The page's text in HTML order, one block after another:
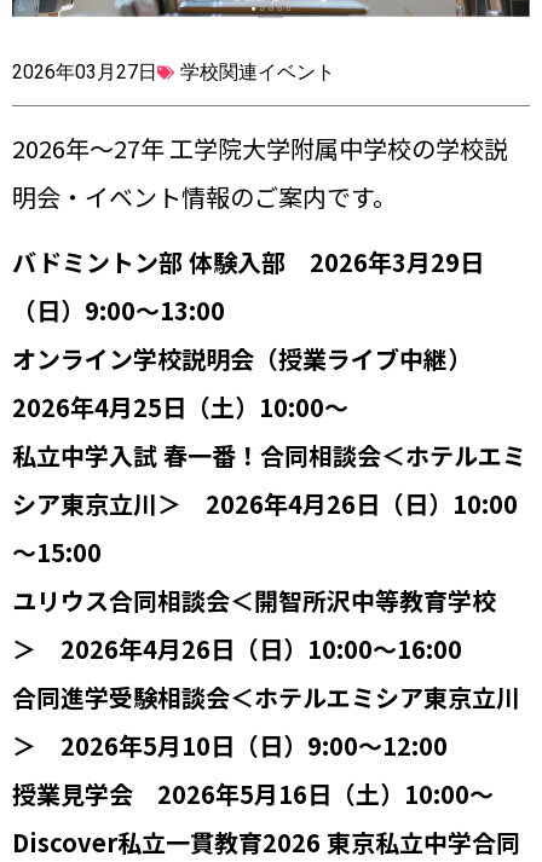
2026年03月27日 学校関連イベント
2026年〜27年 工学院大学附属中学校の学校説
明会・イベント情報のご案内です。
バドミントン部 体験入部 2026年3月29日
（日）9:00～13:00
オンライン学校説明会（授業ライブ中継）
2026年4月25日（土）10:00～
私立中学入試 春一番！合同相談会＜ホテルエミ
シア東京立川＞ 2026年4月26日（日）10:00
～15:00
ユリウス合同相談会＜開智所沢中等教育学校
＞ 2026年4月26日（日）10:00～16:00
合同進学受験相談会＜ホテルエミシア東京立川
＞ 2026年5月10日（日）9:00～12:00
授業見学会 2026年5月16日（土）10:00～
Discover私立一貫教育2026 東京私立中学合同